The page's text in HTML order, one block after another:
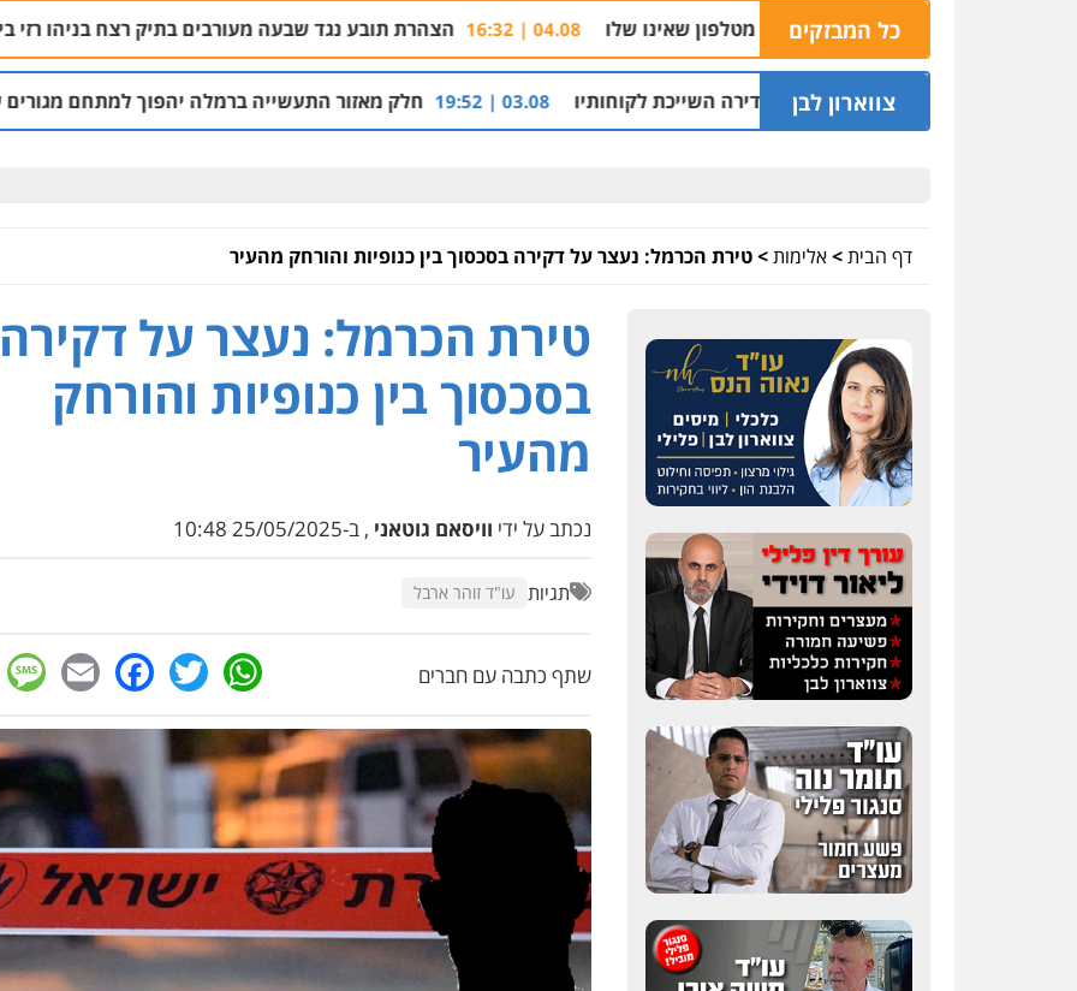
כל המבזקים 04.08 | 16:32 הצהרת תובע נגד שבעה מעורבים בתיק רצח בניהו רזי בירושלים 04.08 | 13:37
צווארון לבן
מיליון שקל על דירה השייכת לקוחותיו 03.08 | 19:52 חלק מאזור התעשייה ברמלה יהפוך למתחם מגורים עם 1,700 יחידות דיור
דף הבית>אלימות>טירת הכרמל: נעצר על דקירה בסכסוך בין כנופיות והורחק מהעיר
טירת הכרמל: נעצר על דקירה
בסכסוך בין כנופיות והורחק
מהעיר
נכתב על ידי וויסאם גוטאני , ב-25/05/2025 10:48
תגיות עו"ד זוהר ארבל
שתף כתבה עם חברים WhatsApp
Twitter